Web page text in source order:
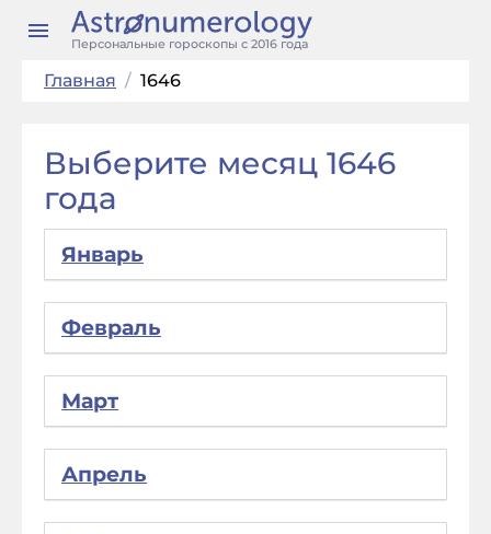
Персональные гороскопы с 2016 года
Главная / 1646
Выберите месяц 1646
года
Январь
Февраль
Март
Апрель